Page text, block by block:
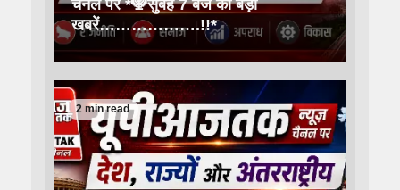
चैनल पर *🕎सुबह 7 बजे की बड़ी
खबरें……………….!!*
2 min read